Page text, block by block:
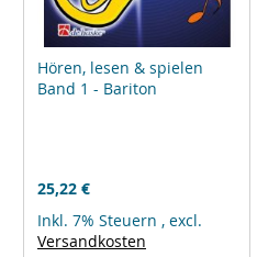
Hören, lesen & spielen
Band 1 - Bariton
25,22 €
Inkl. 7% Steuern , excl.
Versandkosten